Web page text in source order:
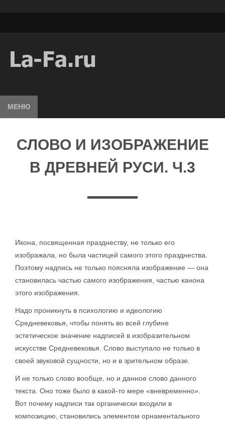
МЕНЮ
СЛОВО И ИЗОБРАЖЕНИЕ
В ДРЕВНЕЙ РУСИ. Ч.3
Икона, посвященная празднеству, не только его
изображала, но была частицей самого этого празднества.
Поэтому надпись не только поясняла изображение — она
становилась частью самого изображения, частью канона
этого изображения.
Надо проникнуть в психологию и идеологию
Средневековья, чтобы понять во всей глубине
эстетическое значение надписей в изобразительном
искусстве Средневековья. Слово выступало не только в
своей звуковой сущности, но и в зрительном образе.
И не только слово вообще, но и данное слово данного
текста. Оно тоже было в какой-то мере «вневременно».
Вот почему надписи так органически входили в
композицию, становились элементом орнаментального